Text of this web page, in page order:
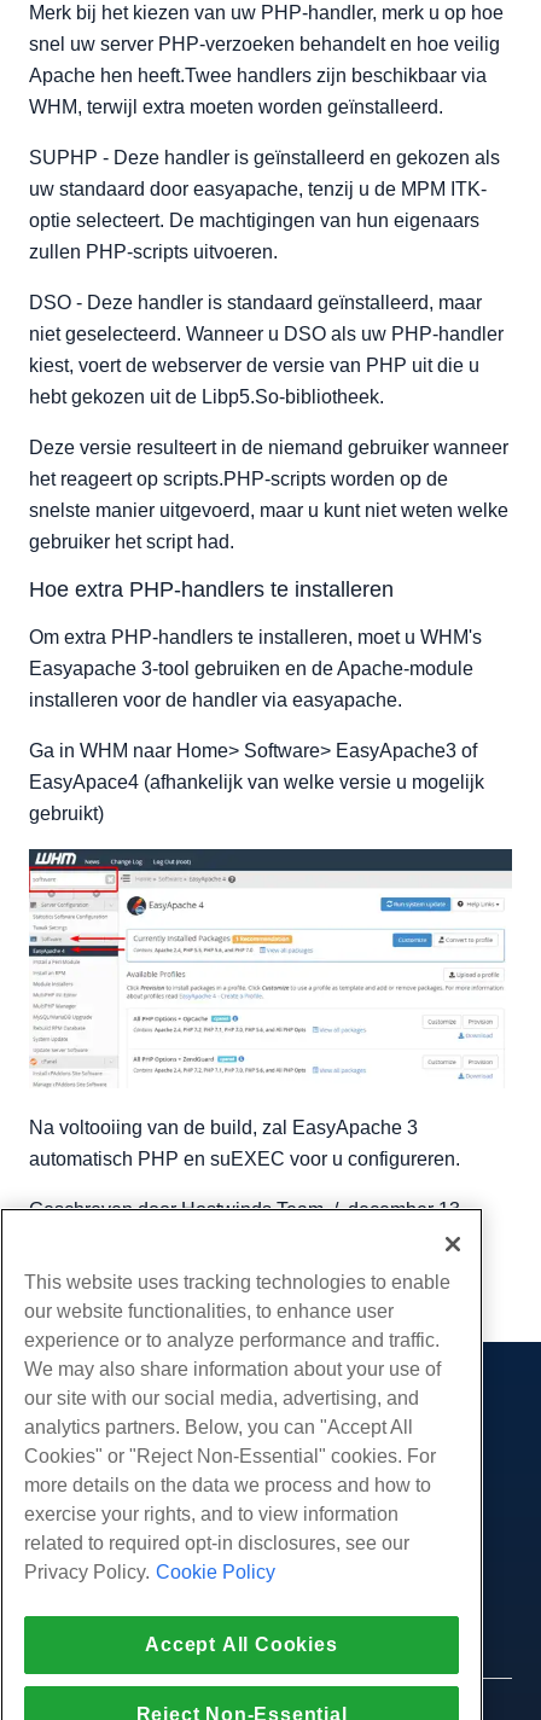
Merk bij het kiezen van uw PHP-handler, merk u op hoe
snel uw server PHP-verzoeken behandelt en hoe veilig
Apache hen heeft.Twee handlers zijn beschikbaar via
WHM, terwijl extra moeten worden geïnstalleerd.
SUPHP - Deze handler is geïnstalleerd en gekozen als
uw standaard door easyapache, tenzij u de MPM ITK-
optie selecteert. De machtigingen van hun eigenaars
zullen PHP-scripts uitvoeren.
DSO - Deze handler is standaard geïnstalleerd, maar
niet geselecteerd. Wanneer u DSO als uw PHP-handler
kiest, voert de webserver de versie van PHP uit die u
hebt gekozen uit de Libp5.So-bibliotheek.
Deze versie resulteert in de niemand gebruiker wanneer
het reageert op scripts.PHP-scripts worden op de
snelste manier uitgevoerd, maar u kunt niet weten welke
gebruiker het script had.
Hoe extra PHP-handlers te installeren
Om extra PHP-handlers te installeren, moet u WHM's
Easyapache 3-tool gebruiken en de Apache-module
installeren voor de handler via easyapache.
Ga in WHM naar Home> Software> EasyApache3 of
EasyApace4 (afhankelijk van welke versie u mogelijk
gebruikt)
Na voltooiing van de build, zal EasyApache 3
automatisch PHP en suEXEC voor u configureren.
Geschreven door Hostwinds Team/december 13,
Kopiëren URL
Producten
Web hosting
Zakelijke hosting
White Label-wederverkoper
Beheerde Linux VPS
Onbeheerde Windows VPS
Cloud Servers
Diensten
Website-migraties
Gemeenschap
Productdocumentatie
Tutorials
Bedrijf
Over ons
Neem contact op
druk op
Affiliate-programma
Politie
Ondersteuning
Live chat met ons
Open een ondersteuningskaartje
This website uses tracking technologies to enable
our website functionalities, to enhance user
experience or to analyze performance and traffic.
We may also share information about your use of
our site with our social media, advertising, and
analytics partners. Below, you can "Accept All
Cookies" or "Reject Non-Essential" cookies. For
more details on the data we process and how to
exercise your rights, and to view information
related to required opt-in disclosures, see our
Privacy Policy. Cookie Policy
Accept All Cookies
Reject Non-Essential